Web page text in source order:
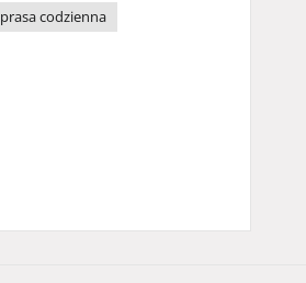
prasa codzienna